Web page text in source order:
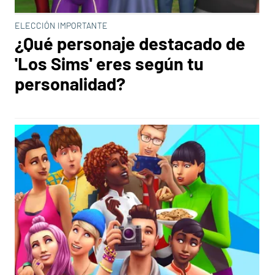
ELECCIÓN IMPORTANTE
¿Qué personaje destacado de
'Los Sims' eres según tu
personalidad?